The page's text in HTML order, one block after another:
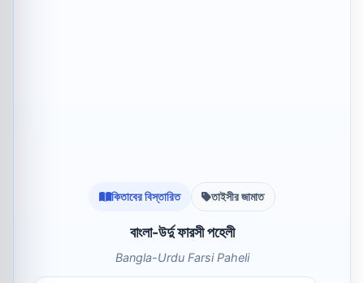
কিতাবের বিস্তারিত তাইসীর জামাত
বাংলা-উর্দু ফারসী পহেলী
Bangla-Urdu Farsi Paheli